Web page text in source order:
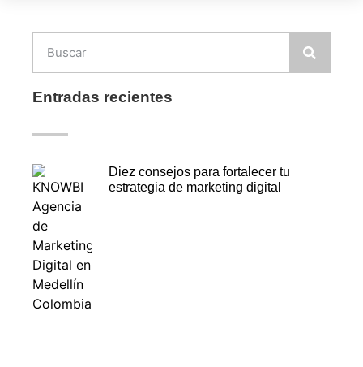
Entradas recientes
Diez consejos para fortalecer tu
estrategia de marketing digital